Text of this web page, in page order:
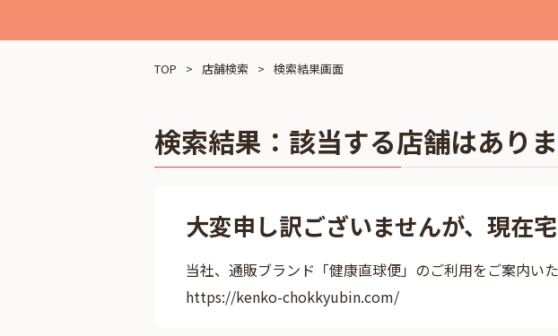
TOP 店舗検索 検索結果画面
検索結果： 該当する店舗はありま
大変申し訳ございませんが、現在
当社、通販ブランド「健康直球便」のご利用をご案内いた
https://kenko-chokkyubin.com/